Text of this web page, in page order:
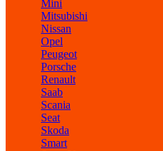
Mini
Mitsubishi
Nissan
Opel
Peugeot
Porsche
Renault
Saab
Scania
Seat
Skoda
Smart